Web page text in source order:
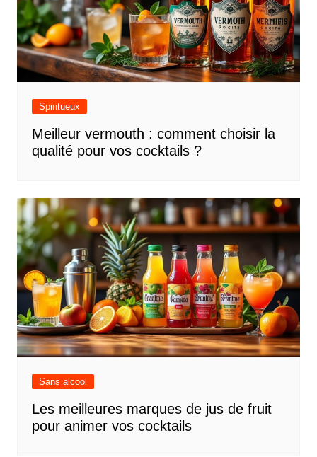
Spiritueux
Meilleur vermouth : comment choisir la
qualité pour vos cocktails ?
Sans alcool
Les meilleures marques de jus de fruit
pour animer vos cocktails